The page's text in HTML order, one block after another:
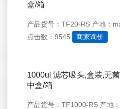
盒/箱
产品货号：TF20-RS 产地：
点击数：9545
商家询价
1000ul 滤芯吸头,盒装,无
中盒/箱
产品货号：TF1000-RS 产地